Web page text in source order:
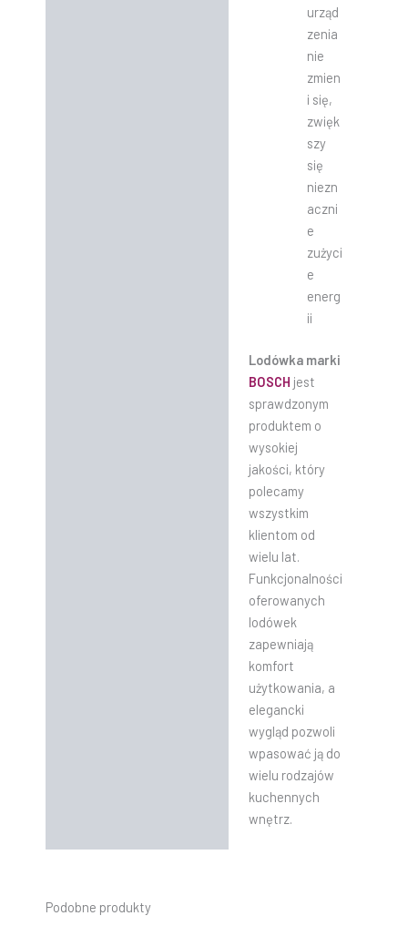
urząd
zenia
nie
zmien
i się,
zwięk
szy
się
niezn
aczni
e
zużyci
e
energ
ii
Lodówka marki
BOSCH jest
sprawdzonym
produktem o
wysokiej
jakości, który
polecamy
wszystkim
klientom od
wielu lat.
Funkcjonalności
oferowanych
lodówek
zapewniają
komfort
użytkowania, a
elegancki
wygląd pozwoli
wpasować ją do
wielu rodzajów
kuchennych
wnętrz.
Podobne produkty